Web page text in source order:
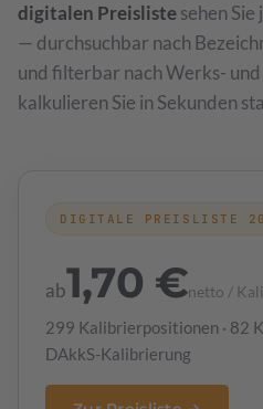
digitalen Preislistesehen
— durchsuchbar nach
und filterbar nach Werks-
kalkulieren Sie in Sekunden
DIGITALE PREISLISTE
ab1,70 €netto /
299 Kalibrierpositionen · 82
DAkkS-Kalibrierung